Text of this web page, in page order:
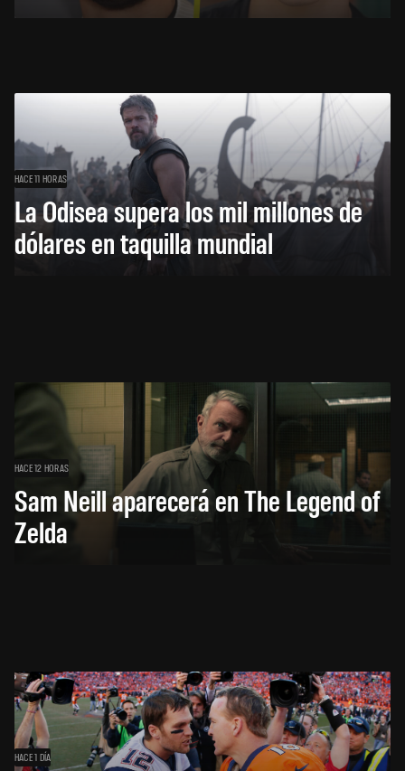
HACE 11 HORAS
La Odisea supera los mil millones de
dólares en taquilla mundial
HACE 12 HORAS
Sam Neill aparecerá en The Legend of
Zelda
HACE 1 DÍA